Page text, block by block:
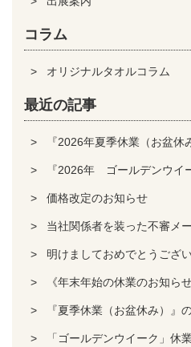
コラム
オリジナルタオルコラム
最近の記事
『2026年夏季休業（お盆休
『2026年 ゴールデンウイ
価格改定のお知らせ
当社関係者を装った不審メ
明けましておめでとうござ
《年末年始の休業のお知らせ
『夏季休業（お盆休み）』
「ゴールデンウイーク」休